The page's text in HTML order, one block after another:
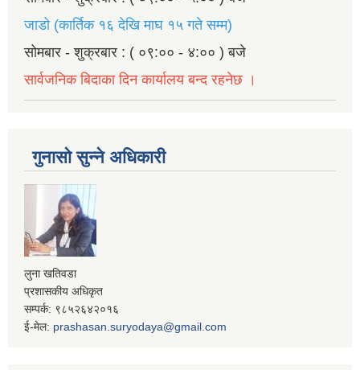
जाडो (कार्तिक १६ देखि माघ १५ गते सम्म)
सोमबार - शुक्रबार : ( ०९:०० - ४:०० ) बजे
सार्वजनिक बिदाका दिन कार्यालय बन्द रहनेछ ।
गुनासो सुन्ने अधिकारी
लुना खतिवडा
प्रशासकीय अधिकृत
सम्पर्क: ९८५२६४२०१६
ई-मेल: prashasan.suryodaya@gmail.com